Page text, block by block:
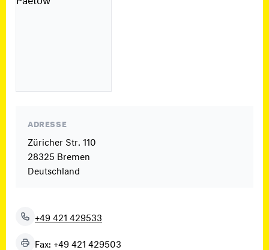
ADRESSE
Züricher Str. 110
28325 Bremen
Deutschland
+49 421 429533
Fax: +49 421 429503